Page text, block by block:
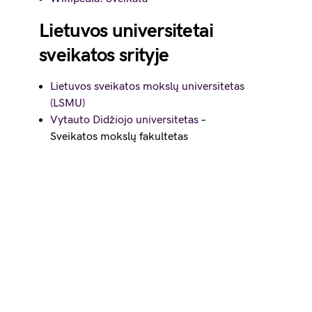
Lietuvos universitetai
sveikatos srityje
Lietuvos sveikatos mokslų universitetas
(LSMU)
Vytauto Didžiojo universitetas –
Sveikatos mokslų fakultetas